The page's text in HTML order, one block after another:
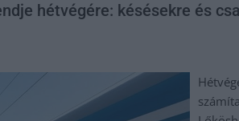
hétvégére: késésekre és